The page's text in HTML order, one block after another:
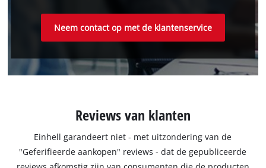
Neem contact op met de klantenservice
Reviews van klanten
Einhell garandeert niet - met uitzondering van de
"Geferifieerde aankopen" reviews - dat de gepubliceerde